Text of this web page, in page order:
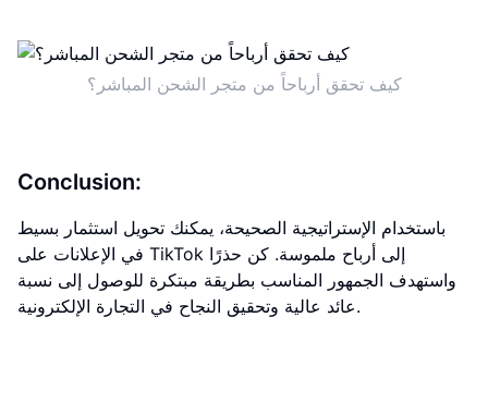
كيف تحقق أرباحاً من متجر الشحن المباشر؟
Conclusion:
باستخدام الإستراتيجية الصحيحة، يمكنك تحويل استثمار بسيط
في الإعلانات على TikTok إلى أرباح ملموسة. كن حذرًا
واستهدف الجمهور المناسب بطريقة مبتكرة للوصول إلى نسبة
عائد عالية وتحقيق النجاح في التجارة الإلكترونية.